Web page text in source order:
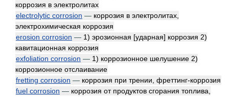
коррозия в электролитах
electrolytic corrosion — коррозия в электролитах,
электрохимическая коррозия
erosion corrosion — 1) эрозионная [ударная] коррозия 2)
кавитационная коррозия
exfoliation corrosion — 1) коррозионное шелушение 2)
коррозионное отслаивание
fretting corrosion — коррозия при трении, фреттинг-коррозия
fuel corrosion — коррозия от продуктов сгорания топлива,